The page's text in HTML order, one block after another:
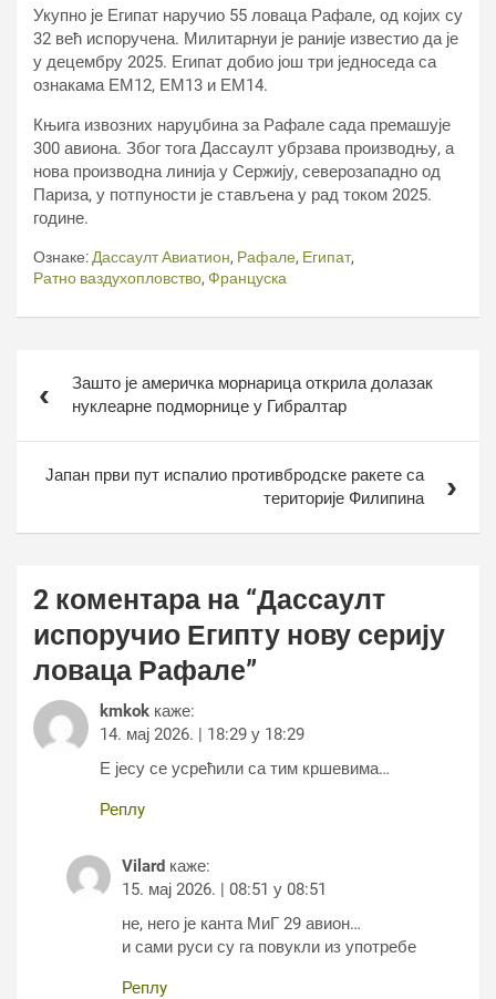
Укупно је Египат наручио 55 ловаца Рафале, од којих су
32 већ испоручена. Милитарнyи је раније известио да је
у децембру 2025. Египат добио још три једноседа са
ознакама ЕМ12, ЕМ13 и ЕМ14.
Књига извозних наруџбина за Рафале сада премашује
300 авиона. Због тога Дассаулт убрзава производњу, а
нова производна линија у Сержију, северозападно од
Париза, у потпуности је стављена у рад током 2025.
године.
Ознаке: Дассаулт Авиатион, Рафале, Египат,
Ратно ваздухопловство, Француска
чланкаЗашто је америчка морнарица открила долазак
нуклеарне подморнице у Гибралтар
Јапан први пут испалио противбродске ракете са
територије Филипина
2 коментара на “Дассаулт
испоручио Египту нову серију
ловаца Рафале”
kmkok каже:
14. мај 2026. | 18:29 у 18:29
Е јесу се усрећили са тим кршевима…
Реплy
Vilard каже:
15. мај 2026. | 08:51 у 08:51
не, него је канта МиГ 29 авион…
и сами руси су га повукли из употребе
Реплy